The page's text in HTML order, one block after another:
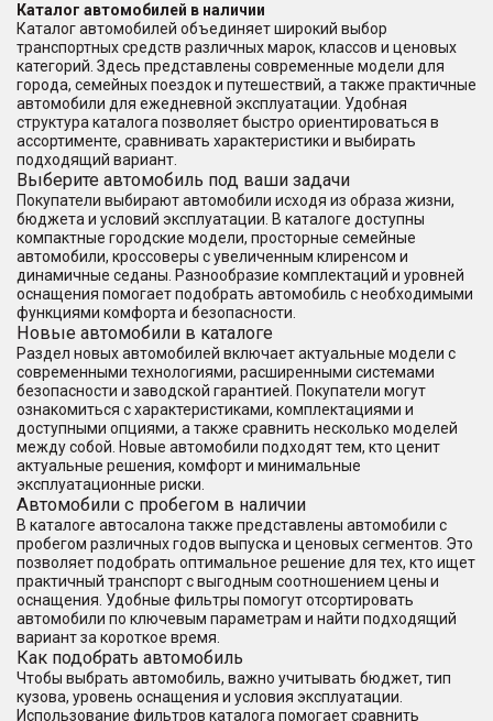
Каталог автомобилей в наличии
Каталог автомобилей объединяет широкий выбор
транспортных средств различных марок, классов и ценовых
категорий. Здесь представлены современные модели для
города, семейных поездок и путешествий, а также практичные
автомобили для ежедневной эксплуатации. Удобная
структура каталога позволяет быстро ориентироваться в
ассортименте, сравнивать характеристики и выбирать
подходящий вариант.
Выберите автомобиль под ваши задачи
Покупатели выбирают автомобили исходя из образа жизни,
бюджета и условий эксплуатации. В каталоге доступны
компактные городские модели, просторные семейные
автомобили, кроссоверы с увеличенным клиренсом и
динамичные седаны. Разнообразие комплектаций и уровней
оснащения помогает подобрать автомобиль с необходимыми
функциями комфорта и безопасности.
Новые автомобили в каталоге
Раздел новых автомобилей включает актуальные модели с
современными технологиями, расширенными системами
безопасности и заводской гарантией. Покупатели могут
ознакомиться с характеристиками, комплектациями и
доступными опциями, а также сравнить несколько моделей
между собой. Новые автомобили подходят тем, кто ценит
актуальные решения, комфорт и минимальные
эксплуатационные риски.
Автомобили с пробегом в наличии
В каталоге автосалона также представлены автомобили с
пробегом различных годов выпуска и ценовых сегментов. Это
позволяет подобрать оптимальное решение для тех, кто ищет
практичный транспорт с выгодным соотношением цены и
оснащения. Удобные фильтры помогут отсортировать
автомобили по ключевым параметрам и найти подходящий
вариант за короткое время.
Как подобрать автомобиль
Чтобы выбрать автомобиль, важно учитывать бюджет, тип
кузова, уровень оснащения и условия эксплуатации.
Использование фильтров каталога помогает сравнить